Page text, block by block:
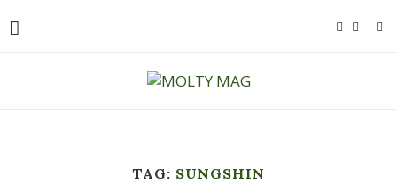
TAG: SUNGSHIN